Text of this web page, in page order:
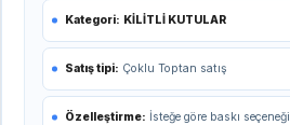
Kategori: KİLİTLİ KUTULAR
Satış tipi: Çoklu Toptan satış
Özelleştirme: İsteğe göre baskı seçeneği